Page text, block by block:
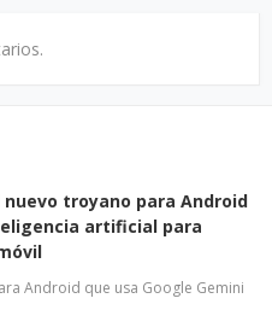
nuevo troyano para Android
artificial para
Android que usa Google Gemini